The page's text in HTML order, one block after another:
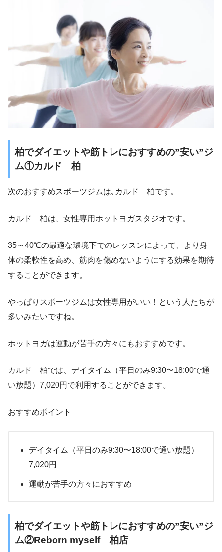
柏でダイエットや筋トレにおすすめの”安い”ジ
ム①カルド 柏
次のおすすめスポーツジムは､カルド 柏です。
カルド 柏は、女性専用ホットヨガスタジオです。
35～40℃の最適な環境下でのレッスンによって、より身
体の柔軟性を高め、筋肉を傷めないようにする効果を期待
することができます。
やっぱりスポーツジムは女性専用がいい！という人たちが
多いみたいですね。
ホットヨガは運動が苦手の方々にもおすすめです。
カルド 柏では、デイタイム（平日のみ9:30〜18:00で通
い放題）7,020円で利用することができます。
おすすめポイント
デイタイム（平日のみ9:30〜18:00で通い放題）
7,020円
運動が苦手の方々におすすめ
柏でダイエットや筋トレにおすすめの”安い”ジ
ム②Reborn myself 柏店